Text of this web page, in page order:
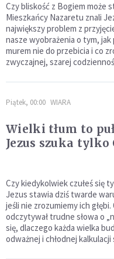
Czy bliskość z Bogiem może
Mieszkańcy Nazaretu znali
największy problem z
nasze wyobrażenia o tym,
murem nie do przebicia i co
zwyczajnej, szarej
Piątek, 00:00 WIARA
Wielki tłum to
Jezus szuka tylko
Czy kiedykolwiek czułeś się
Jezus stawia dziś twarde
jeśli nie zrozumiemy ich
odczytywał trudne słowa o
się, dlaczego każda wielka
odważnej i chłodnej kalkulacji